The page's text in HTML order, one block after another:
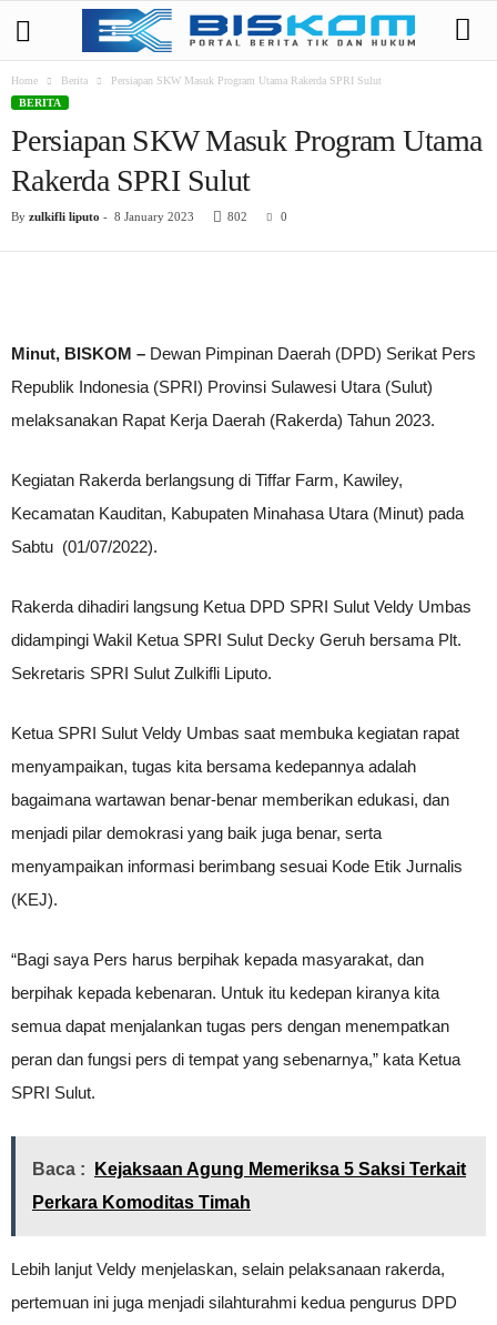
Home Berita
Persiapan SKW Masuk Program Utama Rakerda SPRI Sulut
BERITA
Persiapan SKW Masuk Program Utama
Rakerda SPRI Sulut
By zulkifli liputo - 8 January 2023 802 0
Minut, BISKOM – Dewan Pimpinan Daerah (DPD) Serikat Pers
Republik Indonesia (SPRI) Provinsi Sulawesi Utara (Sulut)
melaksanakan Rapat Kerja Daerah (Rakerda) Tahun 2023.
Kegiatan Rakerda berlangsung di Tiffar Farm, Kawiley,
Kecamatan Kauditan, Kabupaten Minahasa Utara (Minut) pada
Sabtu (01/07/2022).
Rakerda dihadiri langsung Ketua DPD SPRI Sulut Veldy Umbas
didampingi Wakil Ketua SPRI Sulut Decky Geruh bersama Plt.
Sekretaris SPRI Sulut Zulkifli Liputo.
Ketua SPRI Sulut Veldy Umbas saat membuka kegiatan rapat
menyampaikan, tugas kita bersama kedepannya adalah
bagaimana wartawan benar-benar memberikan edukasi, dan
menjadi pilar demokrasi yang baik juga benar, serta
menyampaikan informasi berimbang sesuai Kode Etik Jurnalis
(KEJ).
“Bagi saya Pers harus berpihak kepada masyarakat, dan
berpihak kepada kebenaran. Untuk itu kedepan kiranya kita
semua dapat menjalankan tugas pers dengan menempatkan
peran dan fungsi pers di tempat yang sebenarnya,” kata Ketua
SPRI Sulut.
Baca :
Kejaksaan Agung Memeriksa 5 Saksi Terkait
Perkara Komoditas Timah
Lebih lanjut Veldy menjelaskan, selain pelaksanaan rakerda,
pertemuan ini juga menjadi silahturahmi kedua pengurus DPD